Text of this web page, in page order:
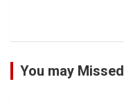
You may Missed